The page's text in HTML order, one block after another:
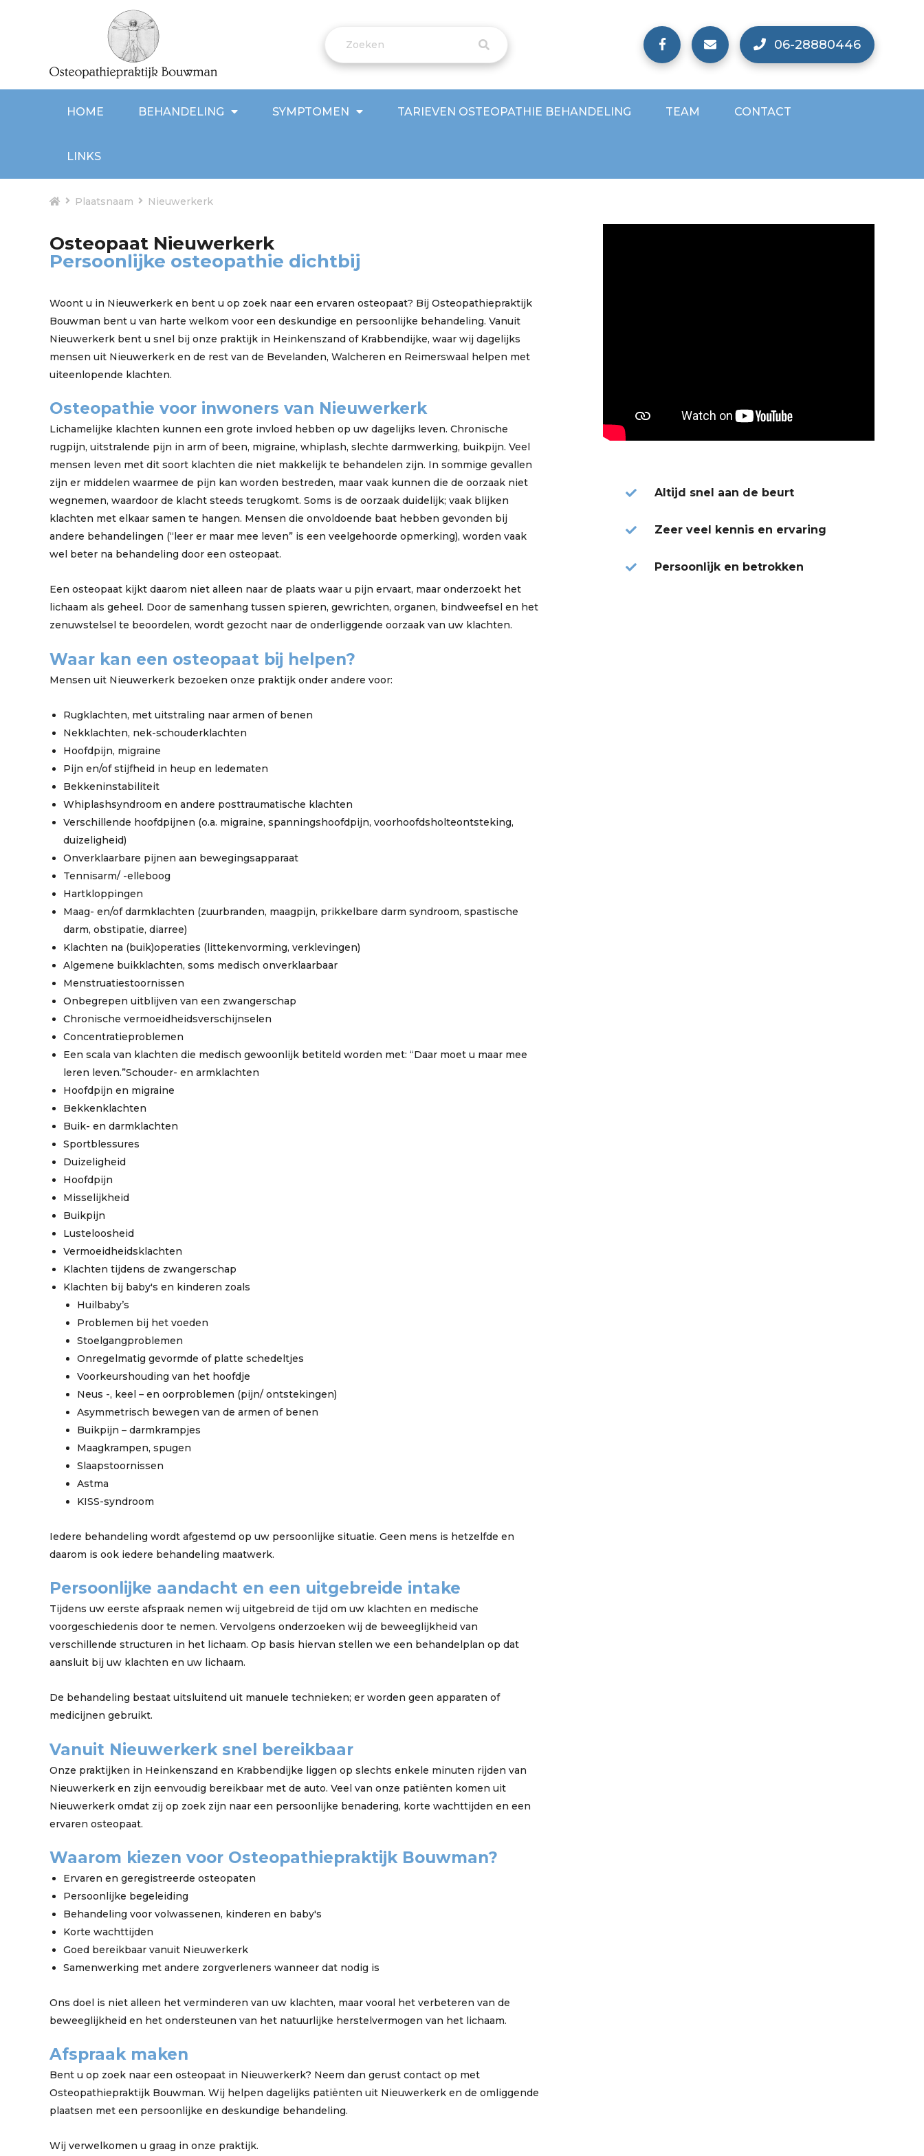
06-28880446
HOME BEHANDELING SYMPTOMEN TARIEVEN OSTEOPATHIE BEHANDELING TEAM CONTACT
LINKS
Plaatsnaam Nieuwerkerk
Osteopaat Nieuwerkerk
Persoonlijke osteopathie dichtbij
Woont u in Nieuwerkerk en bent u op zoek naar een ervaren osteopaat? Bij Osteopathiepraktijk
Bouwman bent u van harte welkom voor een deskundige en persoonlijke behandeling. Vanuit
Nieuwerkerk bent u snel bij onze praktijk in Heinkenszand of Krabbendijke, waar wij dagelijks
mensen uit Nieuwerkerk en de rest van de Bevelanden, Walcheren en Reimerswaal helpen met
uiteenlopende klachten.
Osteopathie voor inwoners van Nieuwerkerk
Lichamelijke klachten kunnen een grote invloed hebben op uw dagelijks leven. Chronische
rugpijn, uitstralende pijn in arm of been, migraine, whiplash, slechte darmwerking, buikpijn. Veel
mensen leven met dit soort klachten die niet makkelijk te behandelen zijn. In sommige gevallen
zijn er middelen waarmee de pijn kan worden bestreden, maar vaak kunnen die de oorzaak niet
wegnemen, waardoor de klacht steeds terugkomt. Soms is de oorzaak duidelijk; vaak blijken
klachten met elkaar samen te hangen. Mensen die onvoldoende baat hebben gevonden bij
andere behandelingen (“leer er maar mee leven” is een veelgehoorde opmerking), worden vaak
wel beter na behandeling door een osteopaat.
Een osteopaat kijkt daarom niet alleen naar de plaats waar u pijn ervaart, maar onderzoekt het
lichaam als geheel. Door de samenhang tussen spieren, gewrichten, organen, bindweefsel en het
zenuwstelsel te beoordelen, wordt gezocht naar de onderliggende oorzaak van uw klachten.
Waar kan een osteopaat bij helpen?
Mensen uit Nieuwerkerk bezoeken onze praktijk onder andere voor:
Rugklachten, met uitstraling naar armen of benen
Nekklachten, nek-schouderklachten
Hoofdpijn, migraine
Pijn en/of stijfheid in heup en ledematen
Bekkeninstabiliteit
Whiplashsyndroom en andere posttraumatische klachten
Verschillende hoofdpijnen (o.a. migraine, spanningshoofdpijn, voorhoofdsholteontsteking,
duizeligheid)
Onverklaarbare pijnen aan bewegingsapparaat
Tennisarm/ -elleboog
Hartkloppingen
Maag- en/of darmklachten (zuurbranden, maagpijn, prikkelbare darm syndroom, spastische
darm, obstipatie, diarree)
Klachten na (buik)operaties (littekenvorming, verklevingen)
Algemene buikklachten, soms medisch onverklaarbaar
Menstruatiestoornissen
Onbegrepen uitblijven van een zwangerschap
Chronische vermoeidheidsverschijnselen
Concentratieproblemen
Een scala van klachten die medisch gewoonlijk betiteld worden met: “Daar moet u maar mee
leren leven.”Schouder- en armklachten
Hoofdpijn en migraine
Bekkenklachten
Buik- en darmklachten
Sportblessures
Duizeligheid
Hoofdpijn
Misselijkheid
Buikpijn
Lusteloosheid
Vermoeidheidsklachten
Klachten tijdens de zwangerschap
Klachten bij baby's en kinderen zoals
Huilbaby’s
Problemen bij het voeden
Stoelgangproblemen
Onregelmatig gevormde of platte schedeltjes
Voorkeurshouding van het hoofdje
Neus -, keel – en oorproblemen (pijn/ ontstekingen)
Asymmetrisch bewegen van de armen of benen
Buikpijn – darmkrampjes
Maagkrampen, spugen
Slaapstoornissen
Astma
KISS-syndroom
Iedere behandeling wordt afgestemd op uw persoonlijke situatie. Geen mens is hetzelfde en
daarom is ook iedere behandeling maatwerk.
Persoonlijke aandacht en een uitgebreide intake
Tijdens uw eerste afspraak nemen wij uitgebreid de tijd om uw klachten en medische
voorgeschiedenis door te nemen. Vervolgens onderzoeken wij de beweeglijkheid van
verschillende structuren in het lichaam. Op basis hiervan stellen we een behandelplan op dat
aansluit bij uw klachten en uw lichaam.
De behandeling bestaat uitsluitend uit manuele technieken; er worden geen apparaten of
medicijnen gebruikt.
Vanuit Nieuwerkerk snel bereikbaar
Onze praktijken in Heinkenszand en Krabbendijke liggen op slechts enkele minuten rijden van
Nieuwerkerk en zijn eenvoudig bereikbaar met de auto. Veel van onze patiënten komen uit
Nieuwerkerk omdat zij op zoek zijn naar een persoonlijke benadering, korte wachttijden en een
ervaren osteopaat.
Waarom kiezen voor Osteopathiepraktijk Bouwman?
Ervaren en geregistreerde osteopaten
Persoonlijke begeleiding
Behandeling voor volwassenen, kinderen en baby's
Korte wachttijden
Goed bereikbaar vanuit Nieuwerkerk
Samenwerking met andere zorgverleners wanneer dat nodig is
Ons doel is niet alleen het verminderen van uw klachten, maar vooral het verbeteren van de
beweeglijkheid en het ondersteunen van het natuurlijke herstelvermogen van het lichaam.
Afspraak maken
Bent u op zoek naar een osteopaat in Nieuwerkerk? Neem dan gerust contact op met
Osteopathiepraktijk Bouwman. Wij helpen dagelijks patiënten uit Nieuwerkerk en de omliggende
plaatsen met een persoonlijke en deskundige behandeling.
Wij verwelkomen u graag in onze praktijk.
Altijd snel aan de beurt
Zeer veel kennis en ervaring
Persoonlijk en betrokken